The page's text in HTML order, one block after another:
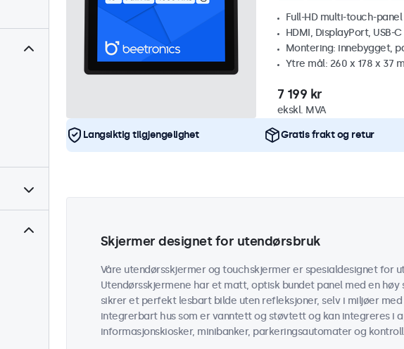
Full-HD multi-touch-
HDMI, DisplayPort, USB-
Montering: innebygget,
Ytre mål: 260 x 178 x 37
7 199 kr
ekskl. MVA
Langsiktig tilgjengelighet Gratis frakt og retur
Skjermer designet for utendørsbruk
Våre utendørsskjermer og touchskjermer er spesialdesignet for
Utendørsskjermene har et matt, optisk bundet panel med en høy
sikrer et perfekt lesbart bilde uten refleksjoner, selv i miljøer
integrerbart hus som er vanntett og støvtett og kan integreres i
informasjonskiosker, minibanker, parkeringsautomater og